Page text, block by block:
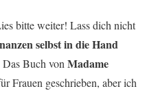
bitte weiter! Lass dich nicht
selbst in die Hand
Das Buch von Madame
Frauen geschrieben, aber ich